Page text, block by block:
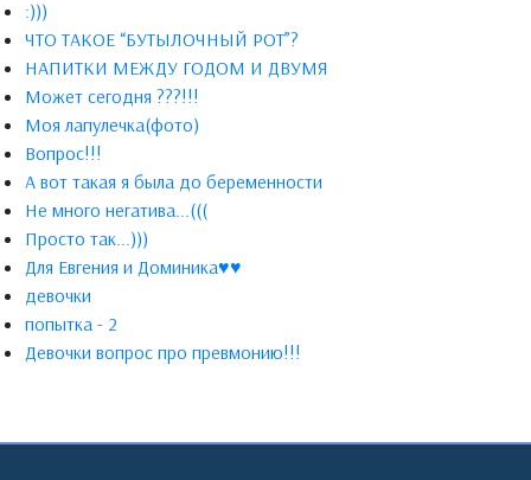
:)))
ЧТО ТАКОЕ “БУТЫЛОЧНЫЙ РОТ”?
НАПИТКИ МЕЖДУ ГОДОМ И ДВУМЯ
Может сегодня ???!!!
Моя лапулечка(фото)
Вопрос!!!
А вот такая я была до беременности
Не много негатива...(((
Просто так...)))
Для Евгения и Доминика♥♥
девочки
попытка - 2
Девочки вопрос про превмонию!!!